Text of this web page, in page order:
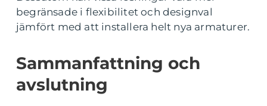
begränsade i flexibilitet och designval
jämfört med att installera helt nya armaturer.
Sammanfattning och
avslutning